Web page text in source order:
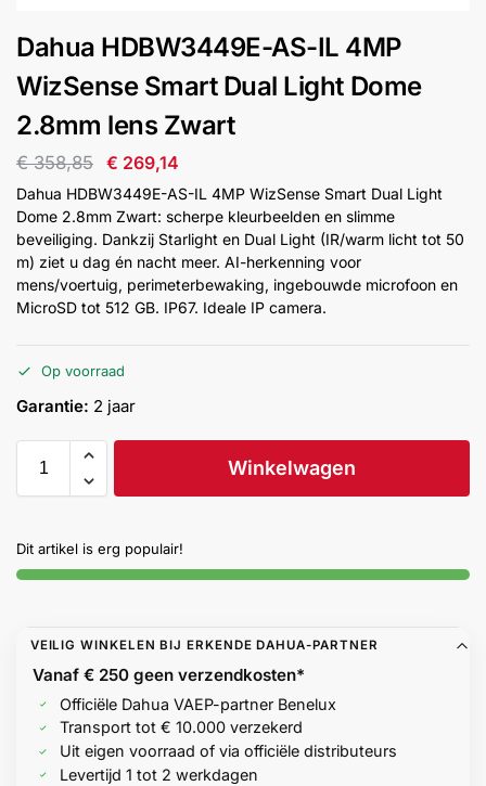
&
Intercom
Branddetectie
Inbraakbeveiliging
Merken
Help &
service
Dahua HDBW3449E-AS-IL 4MP
WizSense Smart Dual Light Dome
2.8mm lens Zwart
€358,85 € 269,14
Dahua HDBW3449E-AS-IL 4MP WizSense Smart Dual Light
Dome 2.8mm Zwart: scherpe kleurbeelden en slimme
beveiliging. Dankzij Starlight en Dual Light (IR/warm licht tot 50
m) ziet u dag én nacht meer. AI-herkenning voor
mens/voertuig, perimeterbewaking, ingebouwde microfoon en
MicroSD tot 512 GB. IP67. Ideale IP camera.
Op voorraad
Garantie: 2 jaar
Winkelwagen
Dit artikel is erg populair!
VEILIG WINKELEN BIJ ERKENDE DAHUA-PARTNER
Vanaf € 250 geenverzendkosten*
Officiële Dahua VAEP-partner Benelux
Transport tot € 10.000 verzekerd
Uit eigen voorraad of via officiële distributeurs
Levertijd 1 tot 2 werkdagen